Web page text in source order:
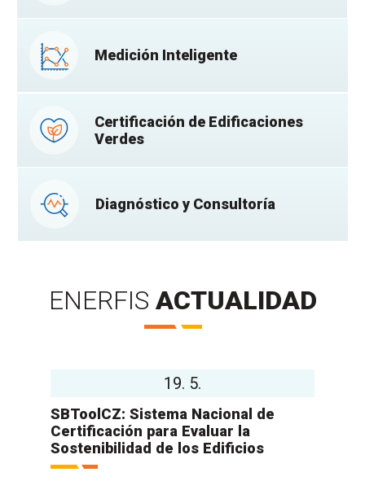
Medición Inteligente
Certificación de Edificaciones
Verdes
Diagnóstico y Consultoría
ENERFIS ACTUALIDAD
19. 5.
SBToolCZ: Sistema Nacional de
Certificación para Evaluar la
Sostenibilidad de los Edificios